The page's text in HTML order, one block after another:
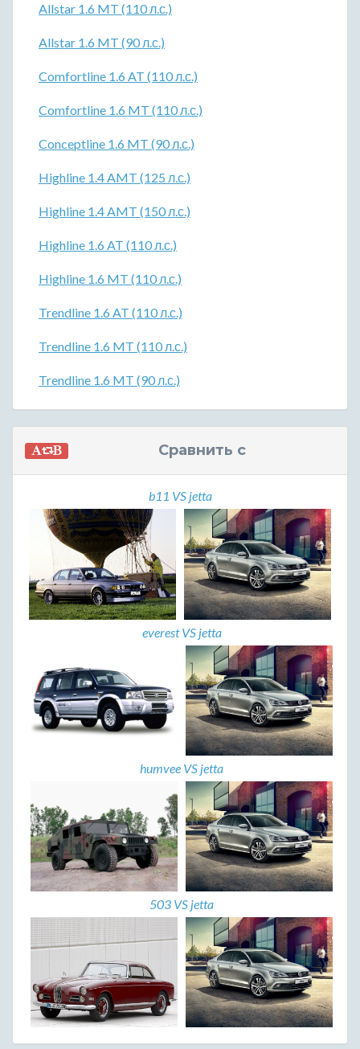
Allstar 1.6 MT (110 л.с.)
Allstar 1.6 MT (90 л.с.)
Comfortline 1.6 AT (110 л.с.)
Comfortline 1.6 MT (110 л.с.)
Conceptline 1.6 MT (90 л.с.)
Highline 1.4 AMT (125 л.с.)
Highline 1.4 AMT (150 л.с.)
Highline 1.6 AT (110 л.с.)
Highline 1.6 MT (110 л.с.)
Trendline 1.6 AT (110 л.с.)
Trendline 1.6 MT (110 л.с.)
Trendline 1.6 MT (90 л.с.)
Сравнить с
b11 VS jetta
everest VS jetta
humvee VS jetta
503 VS jetta